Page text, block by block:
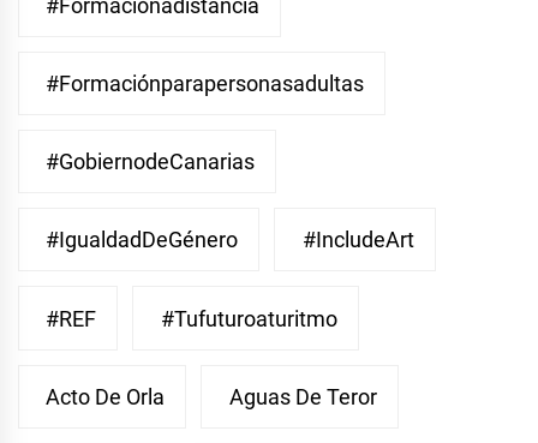
#Formaciónparapersonasadultas
#GobiernodeCanarias
#IgualdadDeGénero #IncludeArt
#REF #Tufuturoaturitmo
Acto De Orla Aguas De Teror